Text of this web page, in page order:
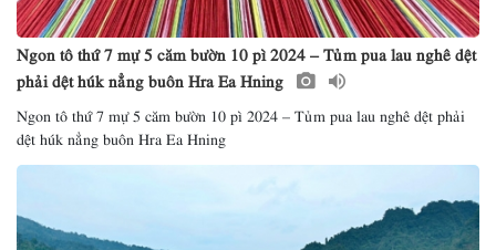
Ngon tô thứ 7 mự 5 căm bườn 10 pì 2024 – Tủm pua lau nghê dệt
phải dệt húk nẳng buôn Hra Ea Hning
Ngon tô thứ 7 mự 5 căm bườn 10 pì 2024 – Tủm pua lau nghê dệt phải
dệt húk nẳng buôn Hra Ea Hning